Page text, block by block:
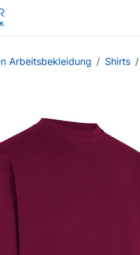
Arbeitsbekleidung Shirts